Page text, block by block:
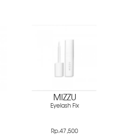
MIZZU
Eyelash Fix
Rp.47,500